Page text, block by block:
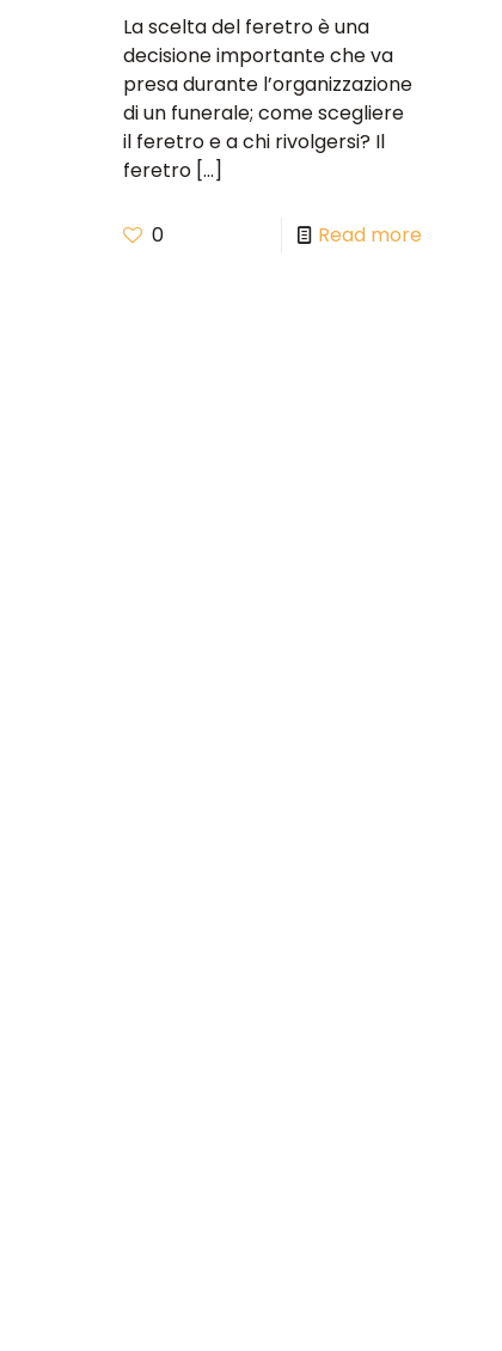
La scelta del feretro è una
decisione importante che va
presa durante l’organizzazione
di un funerale; come scegliere
il feretro e a chi rivolgersi? Il
feretro […]
0 Read more